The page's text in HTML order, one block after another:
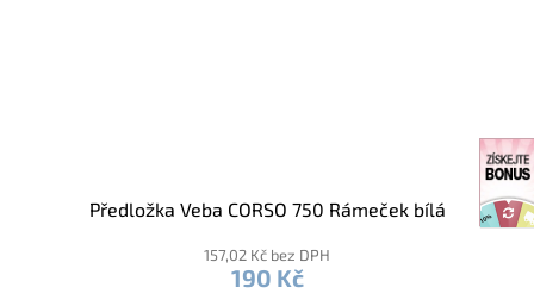
Předložka Veba CORSO 750 Rámeček bílá
157,02 Kč bez DPH
190 Kč